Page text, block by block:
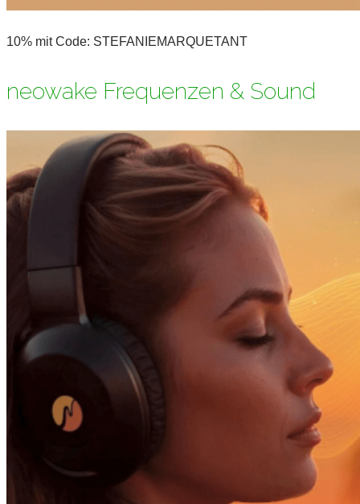
10% mit Code: STEFANIEMARQUETANT
neowake Frequenzen & Sound